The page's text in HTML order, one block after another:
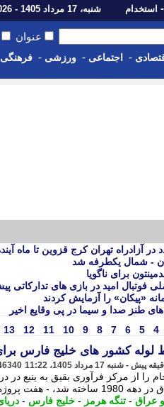
- استخدام شنبه، 17 مرداد 1405 - Sat, 08th Aug 2026
عنوان
- اجتماعی - ورزشی - فرهنگی
آزادراه تهران کرج قزوین تا ماه
- شمال یکطرفه شد
برای ناگویا
فوتبال امید در بازی های تدارکاتی
«پیکان» را آزمایش کردند
طنز صدا و سیما در پی وقایع اخیر
4
5
6
7
8
9
10
11
12
13
کشور های خلیج فارس
را از مرکز فرآوری بقیق به ینبع در
لوله کشور های خلیج ...
عراق - تنگه هرمز - خلیج فارس -